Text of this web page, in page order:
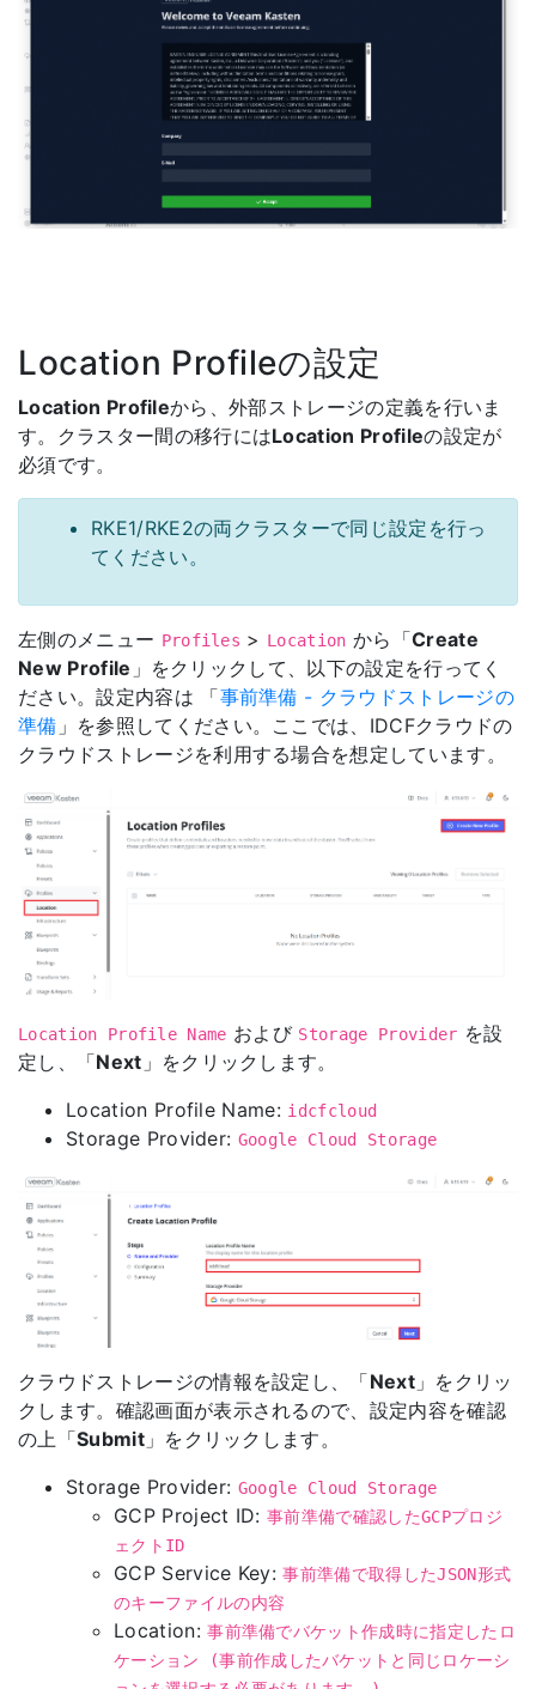
Location Profileの設定
Location Profileから、外部ストレージの定義を行いま
す。クラスター間の移行にはLocation Profileの設定が
必須です。
RKE1/RKE2の両クラスターで同じ設定を行っ
てください。
左側のメニュー Profiles > Location から「Create
New Profile 」をクリックして、以下の設定を行ってく
ださい。設定内容は 「事前準備 - クラウドストレージの
準備 」を参照してください。ここでは、IDCFクラウドの
クラウドストレージを利用する場合を想定しています。
Location Profile Name および Storage Provider を設
定し、「Next 」をクリックします。
Location Profile Name: idcfcloud
Storage Provider: Google Cloud Storage
クラウドストレージの情報を設定し、「Next 」をクリッ
クします。確認画面が表示されるので、設定内容を確認
の上「Submit」をクリックします。
Storage Provider: Google Cloud Storage
GCP Project ID:事前準備で確認したGCPプロジ
ェクトID
GCP Service Key:事前準備で取得したJSON形式
のキーファイルの内容
Location:事前準備でバケット作成時に指定したロ
ケーション (事前作成したバケットと同じロケーシ